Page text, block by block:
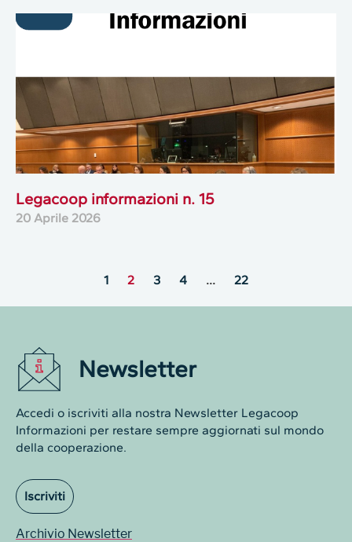
Legacoop informazioni n. 15
20 Aprile 2026
1 2 3 4 … 22
Newsletter
Accedi o iscriviti alla nostra Newsletter Legacoop
Informazioni per restare sempre aggiornati sul mondo
della cooperazione.
Iscriviti
Archivio Newsletter